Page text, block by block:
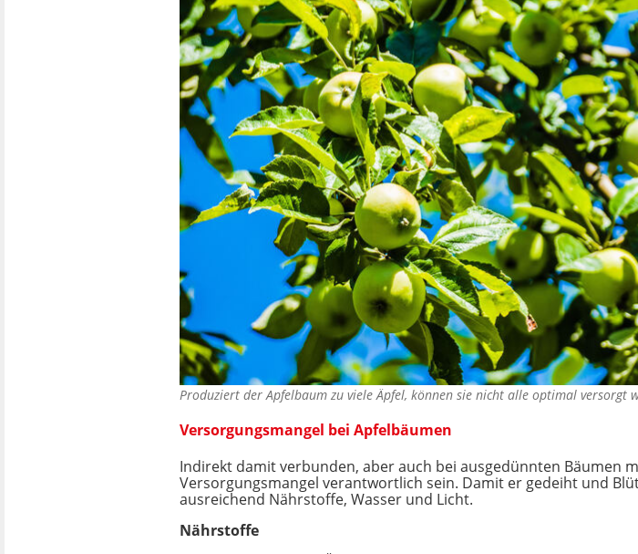
Produziert der Apfelbaum zu viele Äpfel, können sie nicht alle optimal versorgt
Versorgungsmangel bei Apfelbäumen
Indirekt damit verbunden, aber auch bei ausgedünnten Bäumen
Versorgungsmangel verantwortlich sein. Damit er gedeiht und
ausreichend Nährstoffe, Wasser und Licht.
Nährstoffe